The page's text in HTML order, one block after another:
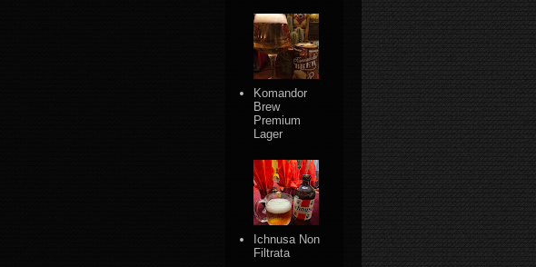
Komandor
Brew
Premium
Lager
Ichnusa Non
Filtrata